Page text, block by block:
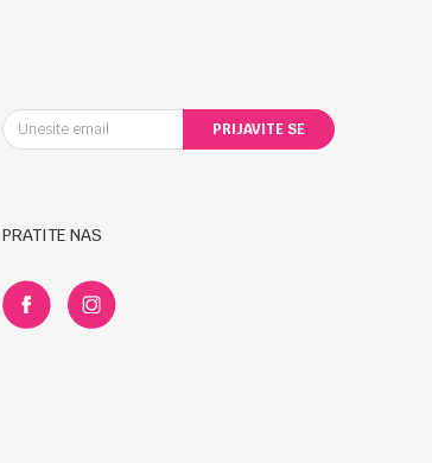
PRIJAVITE SE
PRATITE NAS